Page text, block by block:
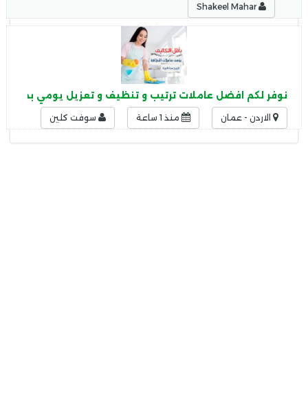
Shakeel Mahar
نوفر لكم افضل عاملات ترتيب و تنظيف و تعزيل يومي بخبرة
الاردن - عمان منذ 1 ساعة سوفت كلين